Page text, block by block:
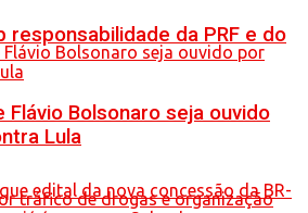
responsabilidade da PRF e do
Flávio Bolsonaro seja ouvido
Lula